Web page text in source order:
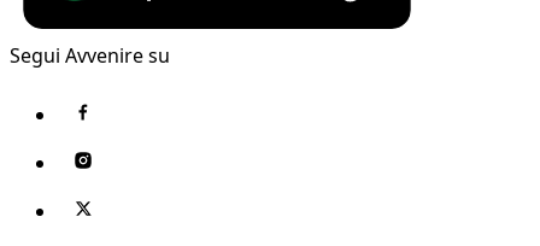
Segui Avvenire su